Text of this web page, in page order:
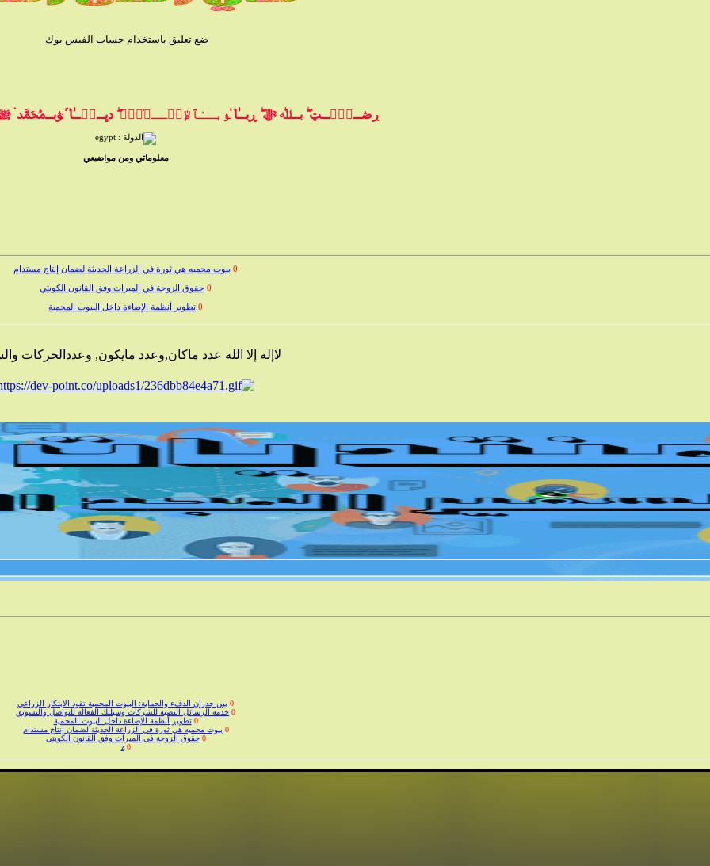
ضع تعليق باستخدام حساب الفيس بوك
ڔڞــﯧْۧــټ ۖ بــﷲ ﷻ ۖ ڕبــٰ̍ا̍ ﯣبــٰٱ̍ﻹڛۣــﻼ̍ۙمۭ ۖ دڀــڼۨــٰ̍ا̍ ۛ ּﯟبــﷴ
معلوماتي ومن مواضيعي
0 حقوق الزوجة في الميراث وفق القانون الكويتي
0 تطوير أنظمة الإضاءة داخل البيوت المحمية
خدمة الرسائل النصية للشركات وسيلتك الفعالة للتواصل والتسويق
لاإله إلا الله عدد ماكان,وعدد مايكون, وعددالحركات
0 تطوير أنظمة الإضاءة داخل البيوت المحمية
0 بيوت محميه هي ثورة في الزراعة الحديثة لضمان إنتاج مستدام
حقوق الزوجة في الميراث وفق القانون الكويتي
0
z
0 حقوق الطفل في النفقة والتعليم والرعاية